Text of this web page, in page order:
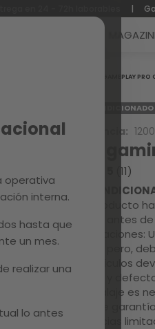
operativa
interna.
hasta que
un mes.
realizar una
lo antes
|
GAMEPLAY
REACONDICIONADO
Referencia:
Silla
(11)
Este producto
calidad antes
estado pero,
Son artículos
escaso y
El embalaje es
1 año de
Existencias